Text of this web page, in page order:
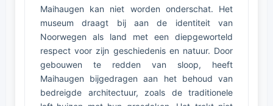
Maihaugen kan niet worden onderschat. Het
museum draagt bij aan de identiteit van
Noorwegen als land met een diepgeworteld
respect voor zijn geschiedenis en natuur. Door
gebouwen te redden van sloop, heeft
Maihaugen bijgedragen aan het behoud van
bedreigde architectuur, zoals de traditionele